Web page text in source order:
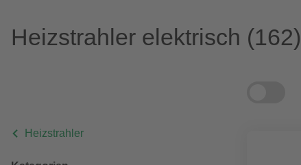
Heizstrahler elektrisch (162)
Heizstrahler